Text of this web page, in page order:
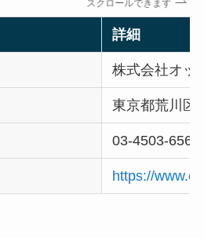
スクロールできます
詳細
株式会社オッ
東京都荒川区
03-4503-6565
https://